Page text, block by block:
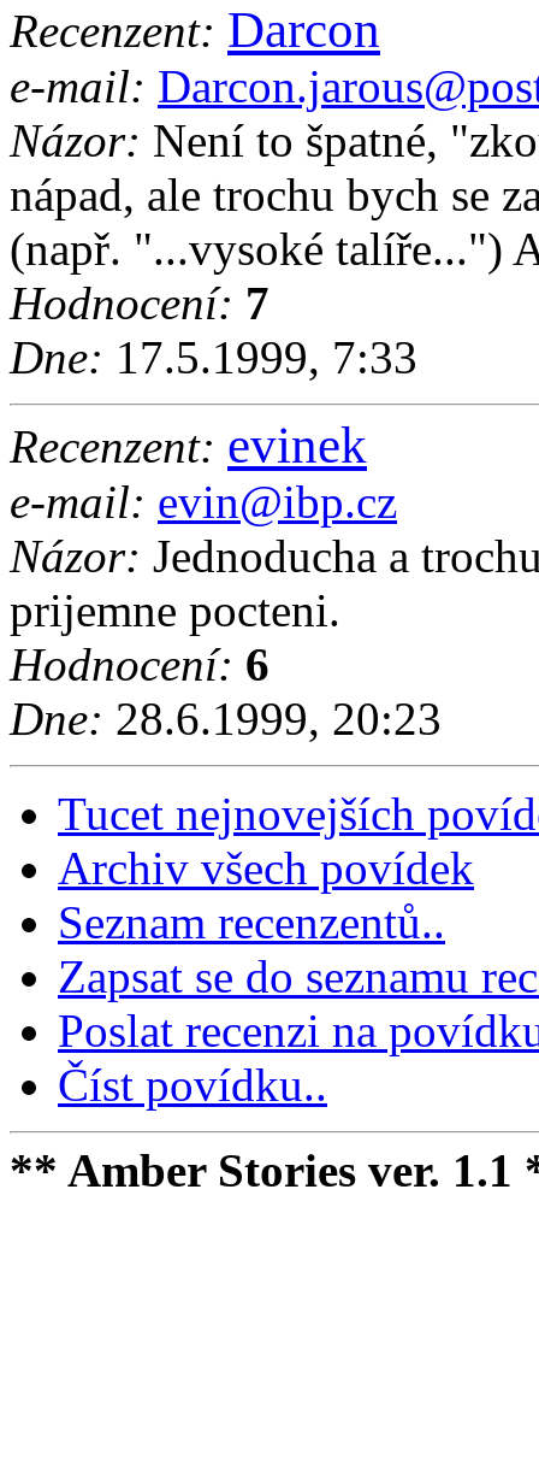
Recenzent: Darcon
e-mail:
Názor: Není to špatné,
nápad, ale trochu bych se
(např. "...vysoké talíře...")
Hodnocení: 7
Dne: 17.5.1999, 7:33
Recenzent: evinek
e-mail: evin@ibp.cz
Názor: Jednoducha a
prijemne pocteni.
Hodnocení: 6
Dne: 28.6.1999, 20:23
Tucet nejnovejších
Archiv všech povídek
Seznam recenzentů..
Zapsat se do seznamu
Poslat recenzi na
Číst povídku..
** Amber Stories ver. 1.1